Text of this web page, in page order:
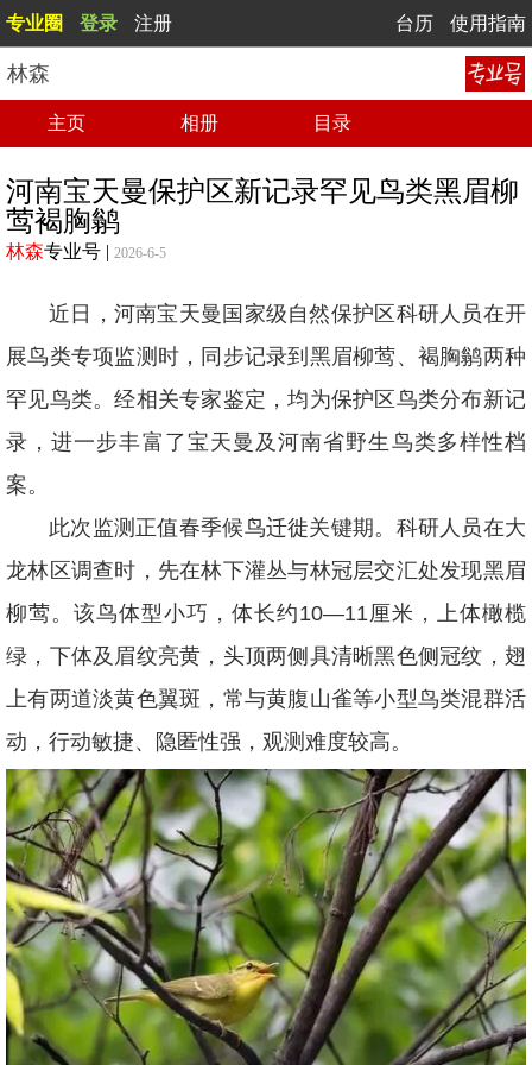
专业圈 登录 注册 台历 使用指南
林森
主页 相册 目录
河南宝天曼保护区新记录罕见鸟类黑眉柳
莺褐胸鹟
林森专业号 | 2026-6-5
近日，河南宝天曼国家级自然保护区科研人员在开
展鸟类专项监测时，同步记录到黑眉柳莺、褐胸鹟两种
罕见鸟类。经相关专家鉴定，均为保护区鸟类分布新记
录，进一步丰富了宝天曼及河南省野生鸟类多样性档
案。
此次监测正值春季候鸟迁徙关键期。科研人员在大
龙林区调查时，先在林下灌丛与林冠层交汇处发现黑眉
柳莺。该鸟体型小巧，体长约10—11厘米，上体橄榄
绿，下体及眉纹亮黄，头顶两侧具清晰黑色侧冠纹，翅
上有两道淡黄色翼斑，常与黄腹山雀等小型鸟类混群活
动，行动敏捷、隐匿性强，观测难度较高。